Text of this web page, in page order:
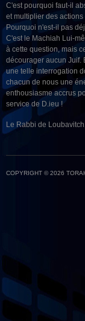
C'est pourquoi faut-il
et multiplier des actions
Pourquoi n'est-il pas
C'est le Machiah Lui-
à cette question, mais
décourager aucun Juif.
une telle interrogation
chacun de nous une
enthousiasme accrus
service de D.ieu !
Le Rabbi de
COPYRIGHT © 2026